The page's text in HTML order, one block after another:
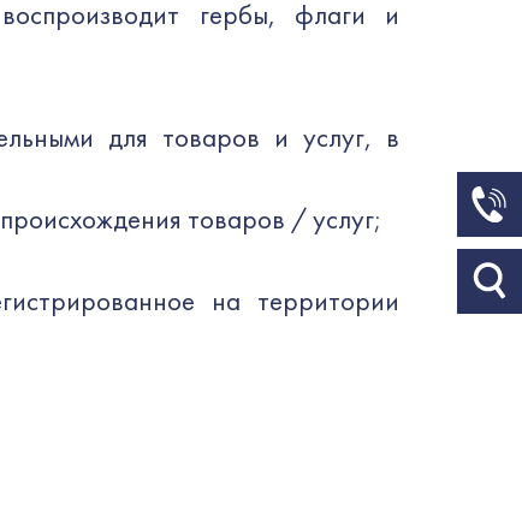
гербы, флаги и
для товаров и услуг, в
товаров / услуг;
на территории